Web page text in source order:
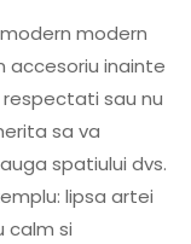
accesoriu inainte
sau nu
sa va
spatiului dvs.
lipsa artei
calm si